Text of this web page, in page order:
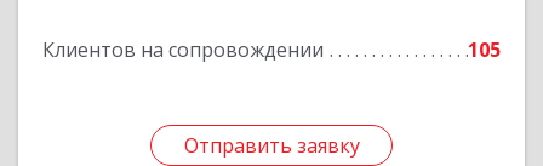
Клиентов на сопровождении 105
Отправить заявку
Отправить заявку